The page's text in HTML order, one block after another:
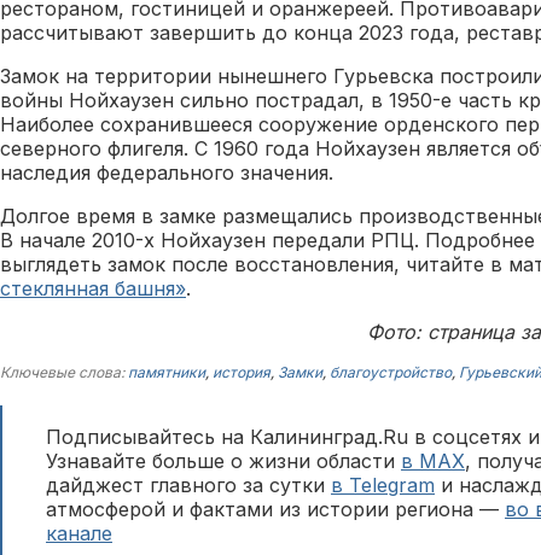
рестораном, гостиницей и оранжереей.
рассчитывают завершить до конца 2023 года,
Замок на территории нынешнего Гурьевска
войны Нойхаузен сильно пострадал, в 1950-е часть
Наиболее сохранившееся сооружение орденского
северного флигеля. С 1960 года Нойхаузен является
наследия федерального значения.
Долгое время в замке размещались
В начале 2010-х Нойхаузен передали РПЦ. Подробнее
выглядеть замок после восстановления, читайте в
стеклянная башня».
Фото: страница
Ключевые слова: памятники, история, Замки, благоустройство,
Подписывайтесь на Калининград.Ru в соцсетях
Узнавайте больше о жизни области в MAX,
дайджест главного за сутки в Telegram и
атмосферой и фактами из истории региона — во
канале